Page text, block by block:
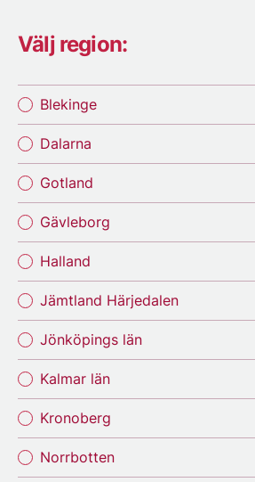
Välj region:
Blekinge
Dalarna
Gotland
Gävleborg
Halland
Jämtland Härjedalen
Jönköpings län
Kalmar län
Kronoberg
Norrbotten